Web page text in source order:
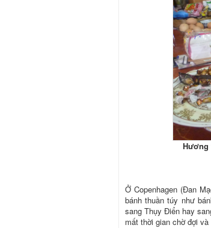
Hương
Ở Copenhagen (Đan
bánh thuần túy như
sang Thụy Điển hay
mất thời gian chờ đợi